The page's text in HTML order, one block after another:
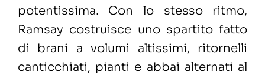
potentissima. Con lo stesso ritmo,
Ramsay costruisce uno spartito fatto
di brani a volumi altissimi, ritornelli
canticchiati, pianti e abbai alternati al